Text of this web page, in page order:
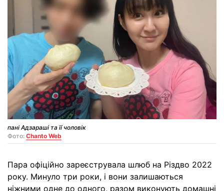
пані Адзараші та її чоловік
Фото: Chanto Web
Пара офіційно зареєструвала шлюб на Різдво 2022
року. Минуло три роки, і вони залишаються
ніжними одне до одного, разом виконують домашні